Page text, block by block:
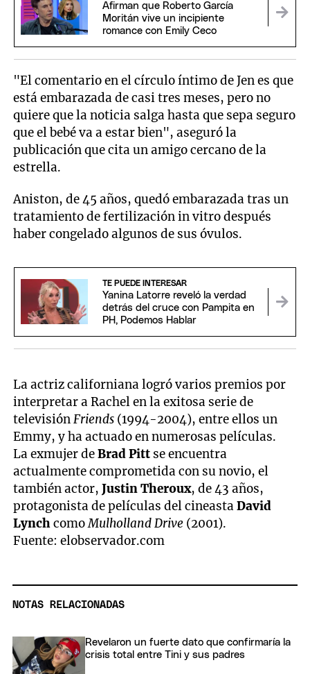
Afirman que Roberto García
Moritán vive un incipiente
romance con Emily Ceco
"El comentario en el círculo íntimo de Jen es que
está embarazada de casi tres meses, pero no
quiere que la noticia salga hasta que sepa seguro
que el bebé va a estar bien", aseguró la
publicación que cita un amigo cercano de la
estrella.
Aniston, de 45 años, quedó embarazada tras un
tratamiento de fertilización in vitro después
haber congelado algunos de sus óvulos.
TE PUEDE INTERESAR
Yanina Latorre reveló la verdad
detrás del cruce con Pampita en
PH, Podemos Hablar
La actriz californiana logró varios premios por
interpretar a Rachel en la exitosa serie de
televisiónFriends (1994-2004), entre ellos un
Emmy, y ha actuado en numerosas películas.
La exmujer deBrad Pitt se encuentra
actualmente comprometida con su novio, el
también actor,Justin Theroux, de 43 años,
protagonista de películas del cineasta David
LynchcomoMulholland Drive (2001).
Fuente: elobservador.com
NOTAS RELACIONADAS
Revelaron un fuerte dato que confirmaría la
crisis total entre Tini y sus padres